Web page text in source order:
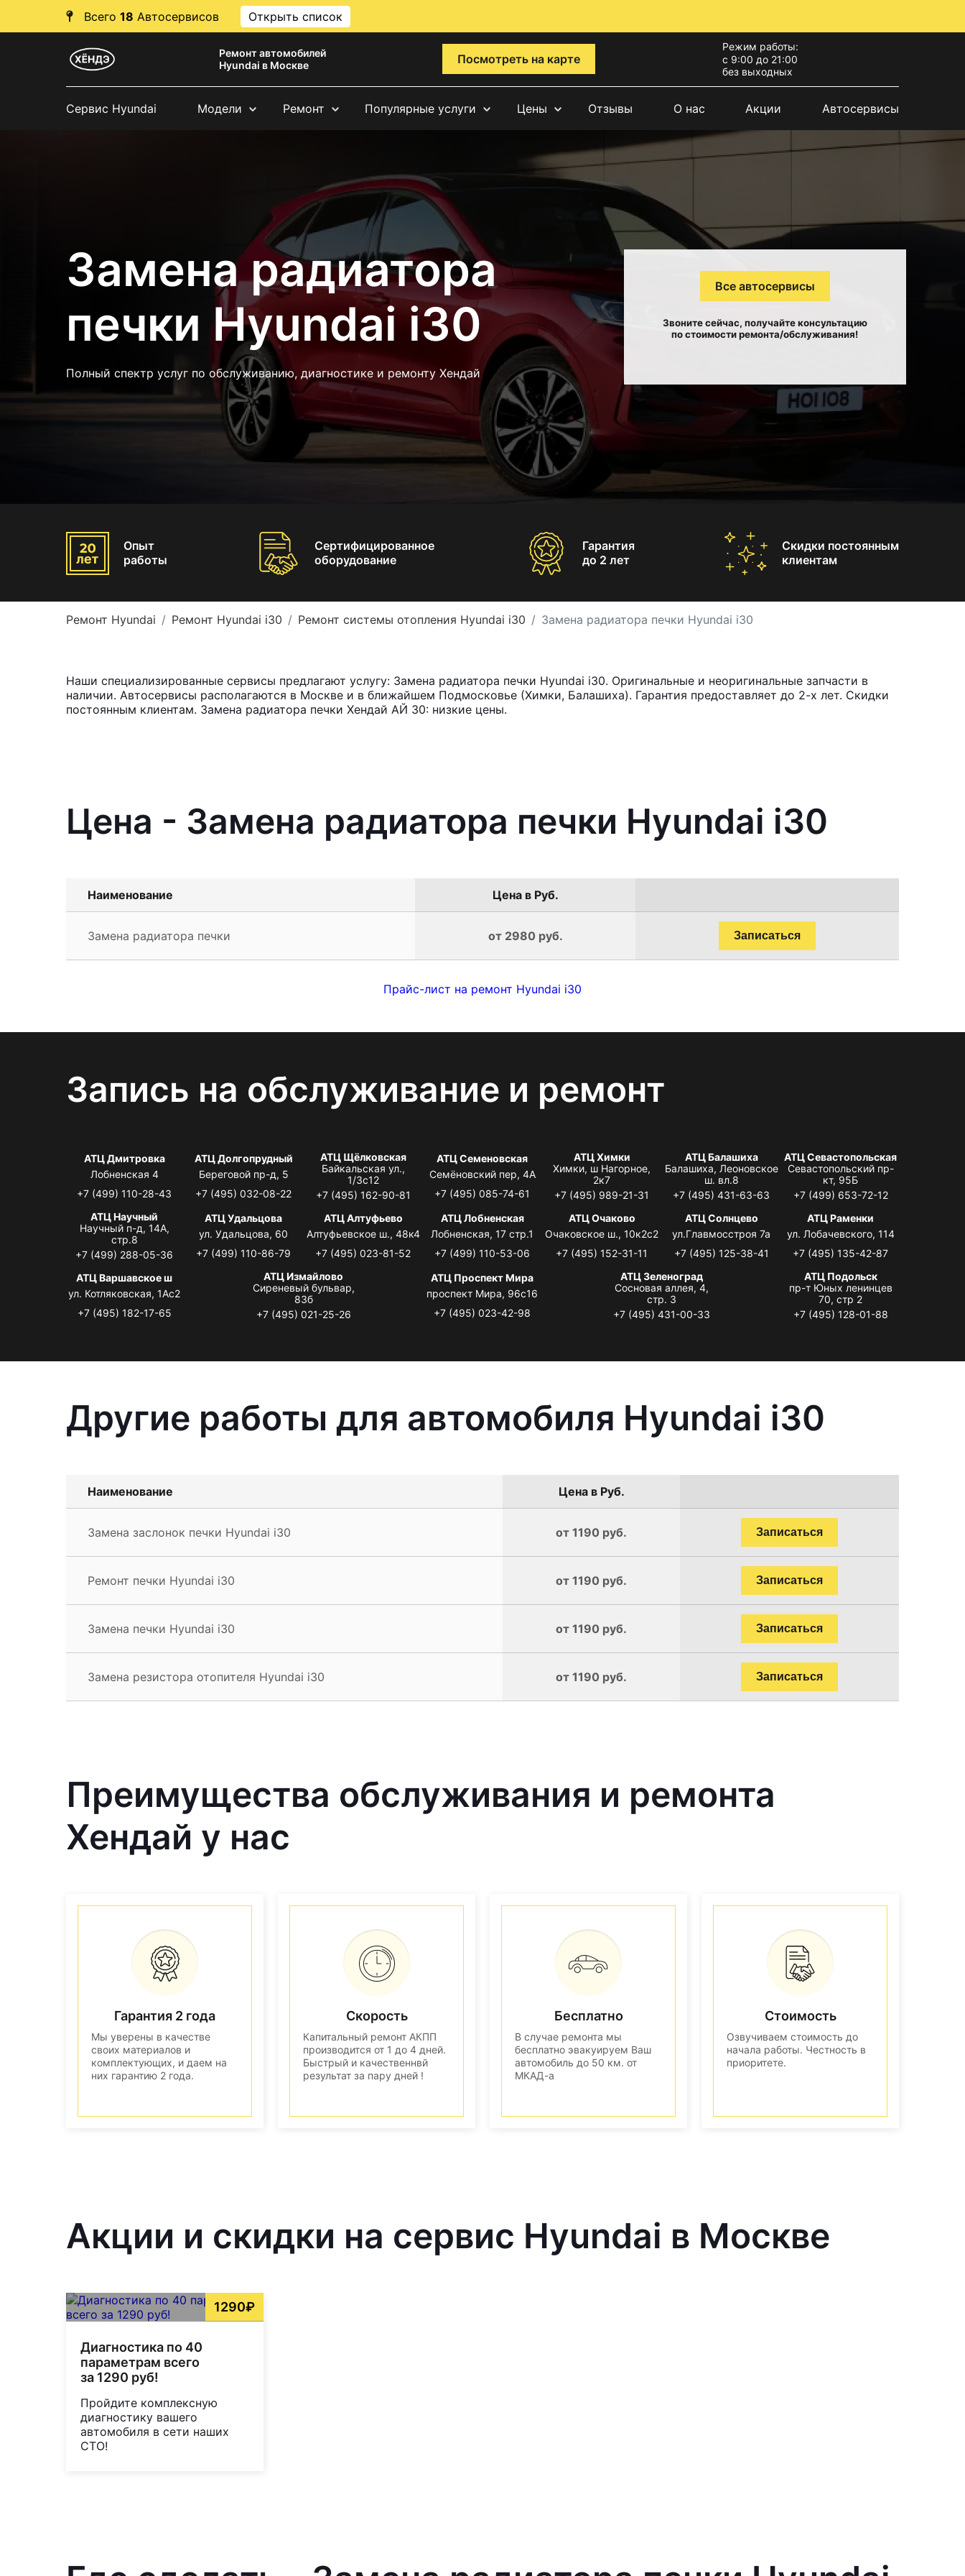
Всего 18 Автосервисов Открыть список
Ремонт автомобилей
Hyundai в Москве
Посмотреть на карте
Режим работы:
с 9:00 до 21:00
без выходных
Сервис Hyundai Модели Ремонт Популярные услуги Цены Отзывы О нас Акции Автосервисы
Замена радиатора
печки Hyundai i30
Полный спектр услуг по обслуживанию, диагностике и ремонту Хендай
Все автосервисы
Звоните сейчас, получайте консультацию
по стоимости ремонта/обслуживания!
Опыт
работы
Сертифицированное
оборудование
Гарантия
до 2 лет
Скидки постоянным
клиентам
Ремонт Hyundai Ремонт Hyundai i30 Ремонт системы отопления Hyundai i30 Замена радиатора печки Hyundai i30
Наши специализированные сервисы предлагают услугу: Замена радиатора печки Hyundai i30. Оригинальные и неоригинальные запчасти в
наличии. Автосервисы располагаются в Москве и в ближайшем Подмосковье (Химки, Балашиха). Гарантия предоставляет до 2-х лет. Скидки
постоянным клиентам. Замена радиатора печки Хендай АЙ 30: низкие цены.
Цена - Замена радиатора печки Hyundai i30
Наименование Цена в Руб.
Замена радиатора печки от 2980 руб. Записаться
Прайс-лист на ремонт Hyundai i30
Запись на обслуживание и ремонт
АТЦ Дмитровка
Лобненская 4
+7 (499) 110-28-43
АТЦ Долгопрудный
Береговой пр-д, 5
+7 (495) 032-08-22
АТЦ Щёлковская
Байкальская ул.,
1/3с12
+7 (495) 162-90-81
АТЦ Семеновская
Семёновский пер, 4А
+7 (495) 085-74-61
АТЦ Химки
Химки, ш Нагорное,
2к7
+7 (495) 989-21-31
АТЦ Балашиха
Балашиха, Леоновское
ш. вл.8
+7 (495) 431-63-63
АТЦ Севастопольская
Севастопольский пр-
кт, 95Б
+7 (499) 653-72-12
АТЦ Научный
Научный п-д, 14А,
стр.8
+7 (499) 288-05-36
АТЦ Удальцова
ул. Удальцова, 60
+7 (499) 110-86-79
АТЦ Алтуфьево
Алтуфьевское ш., 48к4
+7 (495) 023-81-52
АТЦ Лобненская
Лобненская, 17 стр.1
+7 (499) 110-53-06
АТЦ Очаково
Очаковское ш., 10к2с2
+7 (495) 152-31-11
АТЦ Солнцево
ул.Главмосстроя 7а
+7 (495) 125-38-41
АТЦ Раменки
ул. Лобачевского, 114
+7 (495) 135-42-87
АТЦ Варшавское ш
ул. Котляковская, 1Ас2
+7 (495) 182-17-65
АТЦ Измайлово
Сиреневый бульвар,
83б
+7 (495) 021-25-26
АТЦ Проспект Мира
проспект Мира, 96с16
+7 (495) 023-42-98
АТЦ Зеленоград
Сосновая аллея, 4,
стр. 3
+7 (495) 431-00-33
АТЦ Подольск
пр-т Юных ленинцев
70, стр 2
+7 (495) 128-01-88
Другие работы для автомобиля Hyundai i30
Наименование Цена в Руб.
Замена заслонок печки Hyundai i30 от 1190 руб. Записаться
Ремонт печки Hyundai i30 от 1190 руб. Записаться
Замена печки Hyundai i30 от 1190 руб. Записаться
Замена резистора отопителя Hyundai i30 от 1190 руб. Записаться
Преимущества обслуживания и ремонта
Хендай у нас
Гарантия 2 года
Мы уверены в качестве
своих материалов и
комплектующих, и даем на
них гарантию 2 года.
Скорость
Капитальный ремонт АКПП
производится от 1 до 4 дней.
Быстрый и качественнвй
результат за пару дней !
Бесплатно
В случае ремонта мы
бесплатно эвакуируем Ваш
автомобиль до 50 км. от
МКАД-а
Стоимость
Озвучиваем стоимость до
начала работы. Честность в
приоритете.
Акции и скидки на сервис Hyundai в Москве
1290₽
Диагностика по 40
параметрам всего
за 1290 руб!
Пройдите комплексную
диагностику вашего
автомобиля в сети наших
СТО!